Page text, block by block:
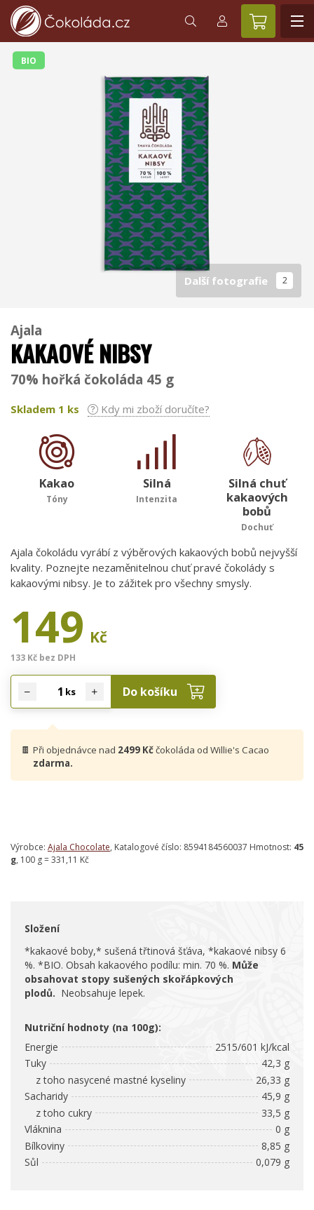
BIO
Další fotografie 2
Ajala
KAKAOVÉ NIBSY
70% hořká čokoláda 45 g
Skladem 1 ks Kdy mi zboží doručíte?
Kakao
Tóny
Silná
Intenzita
Silná chuť
kakaových
bobů
Dochuť
Ajala čokoládu vyrábí z výběrových kakaových bobů nejvyšší
kvality. Poznejte nezaměnitelnou chuť pravé čokolády s
kakaovými nibsy. Je to zážitek pro všechny smysly.
149 Kč
133 Kč bez DPH
ks Do košíku
🍫 Při objednávce nad 2499 Kččokoláda od Willie's Cacao
zdarma.
Výrobce: Ajala Chocolate, Katalogové číslo: 8594184560037 Hmotnost: 45
g, 100 g = 331,11 Kč
Složení
*kakaové boby,* sušená třtinová šťáva, *kakaové nibsy 6
%. *BIO. Obsah kakaového podílu: min. 70 %. Může
obsahovat stopy sušených skořápkových
plodů. Neobsahuje lepek.
Nutriční hodnoty (na 100g):
Energie
2515/601 kJ/kcal
Tuky
42,3 g
z toho nasycené mastné kyseliny
26,33 g
Sacharidy
45,9 g
z toho cukry
33,5 g
Vláknina
0 g
Bílkoviny
8,85 g
Sůl
0,079 g